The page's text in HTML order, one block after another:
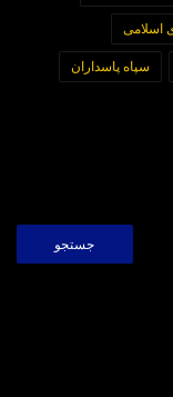
اسلامی
سپاه پاسداران